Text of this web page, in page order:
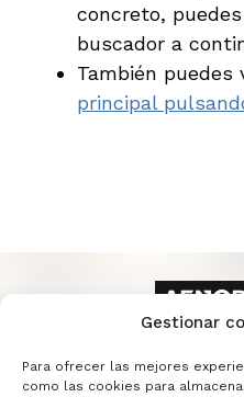
Gestionar
Para ofrecer las mejores
como las cookies para
concreto,
buscador a
También puedes
principal